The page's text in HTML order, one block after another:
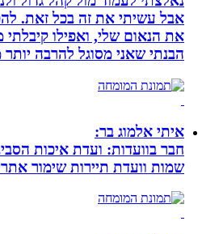
אבל עשיתי את זה בכל זאת.
את הנאום שלי, ואפילו קיבלתי
הבנתי שאני מסוגל להרבה יותר
איתי אלמוג בר:
חבר בוועדות: ועדת איכות
שמות וועדת תיירות שימור